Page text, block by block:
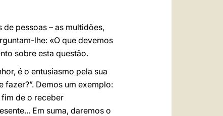
pessoas – as multidões,
lhe: «O que devemos
sobre esta questão.
é o entusiasmo pela sua
fazer?”. Demos um exemplo:
de o receber
Em suma, daremos o